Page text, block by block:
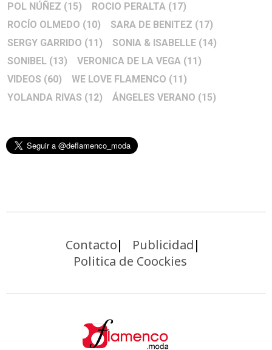
POL NÚÑEZ (15) ROCIO PERALTA (17)
ROCÍO OLMEDO (10) SARA DE BENITEZ (17)
SERGY GARRIDO (11) SONIA & ISABELLE (14)
SONIBEL (13) VERONICA DE LA VEGA (11)
VIDEOS (60) WE LOVE FLAMENCO (11)
YOLANDA RIVAS (12) ÁNGELES VERANO (15)
Contacto
Publicidad
Politica de Coockies